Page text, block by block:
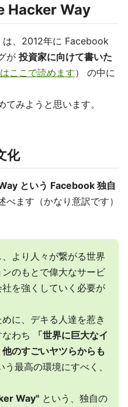
Hacker Way
は、2012年に Facebook
が 投資家に向けて書いた
ここで読めます） の中に
みようと思います。
化
という Facebook 独自
ます（かなり意訳です）
、より人々が繋がる世界
のもとで偉大なサービ
を強くしていく必要が
に、デキる人達を惹き
わち
「世界に巨大なイ
のすごいヤツらからも
う最高の環境にすべく、
Way" という、独自の